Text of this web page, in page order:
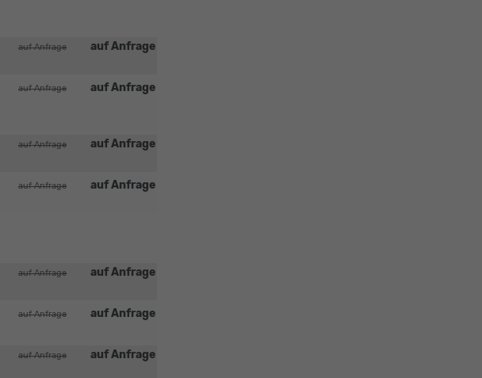
auf Anfrage
auf Anfrage
auf Anfrage
auf Anfrage
auf Anfrage
auf Anfrage
auf Anfrage
auf Anfrage
auf Anfrage
auf Anfrage
auf Anfrage
auf Anfrage
auf Anfrage
auf Anfrage